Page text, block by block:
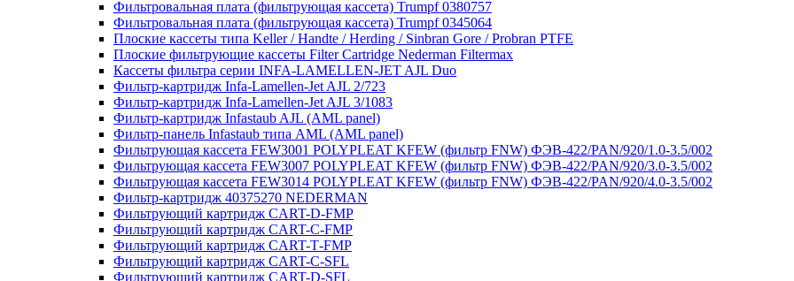
Фильтровальная плата (фильтрующая кассета) Trumpf 0380757
Фильтровальная плата (фильтрующая кассета) Trumpf 0345064
Плоские кассеты типа Keller / Handte / Herding / Sinbran Gore / Probran PTFE
Плоские фильтрующие кассеты Filter Cartridge Nederman Filtermax
Кассеты фильтра серии INFA-LAMELLEN-JET AJL Duo
Фильтр-картридж Infa-Lamellen-Jet AJL 2/723
Фильтр-картридж Infa-Lamellen-Jet AJL 3/1083
Фильтр-картридж Infastaub AJL (AML panel)
Фильтр-панель Infastaub типа AML (AML panel)
Фильтрующая кассета FEW3001 POLYPLEAT KFEW (фильтр FNW) ФЭВ-422/PAN/920/1.0-3.5/002
Фильтрующая кассета FEW3007 POLYPLEAT KFEW (фильтр FNW) ФЭВ-422/PAN/920/3.0-3.5/002
Фильтрующая кассета FEW3014 POLYPLEAT KFEW (фильтр FNW) ФЭВ-422/PAN/920/4.0-3.5/002
Фильтр-картридж 40375270 NEDERMAN
Фильтрующий картридж CART-D-FMP
Фильтрующий картридж CART-С-FMP
Фильтрующий картридж CART-Т-FMP
Фильтрующий картридж CART-C-SFL
Фильтрующий картридж CART-D-SFL